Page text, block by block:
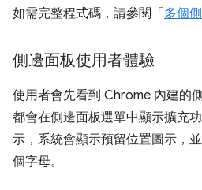
如需完整程式碼，請參閱「 多個
側邊面板使用者體驗
使用者會先看到 Chrome 內建的
都會在側邊面板選單中顯示擴充
示，系統會顯示預留位置圖示，
個字母。